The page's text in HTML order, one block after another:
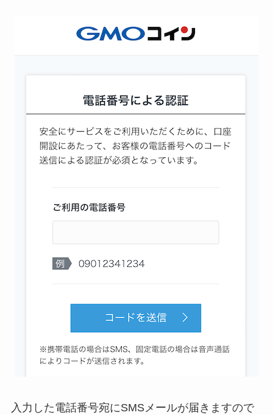
入力した電話番号宛にSMSメールが届きますので